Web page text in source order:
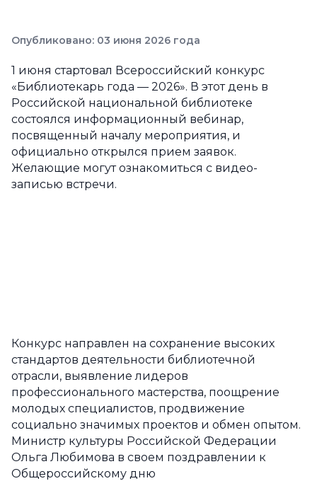
Опубликовано: 03 июня 2026 года
1 июня стартовал Всероссийский конкурс
«Библиотекарь года — 2026». В этот день в
Российской национальной библиотеке
состоялся информационный вебинар,
посвященный началу мероприятия, и
официально открылся прием заявок.
Желающие могут ознакомиться с видео-
записью встречи.
Конкурс направлен на сохранение высоких
стандартов деятельности библиотечной
отрасли, выявление лидеров
профессионального мастерства, поощрение
молодых специалистов, продвижение
социально значимых проектов и обмен опытом.
Министр культуры Российской Федерации
Ольга Любимова в своем поздравлении к
Общероссийскому дню